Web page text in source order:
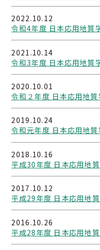
03-3259-
2022.10.12
令和4年度 日本応用地質
2021.10.14
令和3年度 日本応用地質
2020.10.01
令和２年度 日本応用地
2019.10.24
令和元年度 日本応用地
2018.10.16
平成30年度 日本応用地
2017.10.12
平成29年度 日本応用地
2016.10.26
平成28年度 日本応用地